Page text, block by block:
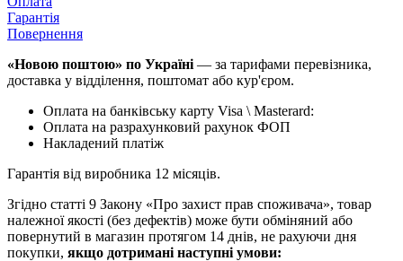
Гарантія
Повернення
«Новою поштою» по Україні — за тарифами перевізника,
доставка у відділення, поштомат або кур'єром.
Оплата на банківську карту Visa \ Masterard:
Оплата на разрахунковий рахунок ФОП
Накладений платіж
Гарантія від виробника 12 місяців.
Згідно статті 9 Закону «Про захист прав споживача», товар
належної якості (без дефектів) може бути обміняний або
повернутий в магазин протягом 14 днів, не рахуючи дня
покупки, якщо дотримані наступні умови: